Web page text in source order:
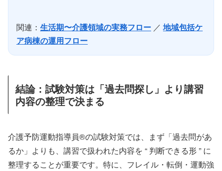
関連： 生活期〜介護領域の実務フロー ／ 地域包括ケ
ア病棟の運用フロー
結論：試験対策は「過去問探し」より講習
内容の整理で決まる
介護予防運動指導員®の試験対策では、まず「過去問があ
るか」よりも、講習で扱われた内容を “ 判断できる形 ” に
整理することが重要です。特に、フレイル・転倒・運動強